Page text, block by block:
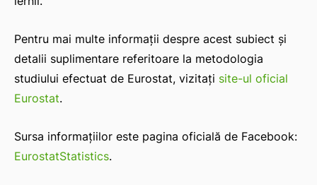
Pentru mai multe informații despre acest subiect și
detalii suplimentare referitoare la metodologia
studiului efectuat de Eurostat, vizitați site-ul oficial
Eurostat.
Sursa informațiilor este pagina oficială de Facebook:
EurostatStatistics.